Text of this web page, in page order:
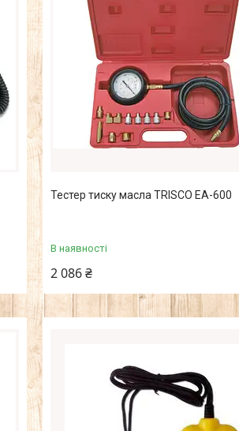
Тестер тиску масла TRISCO EA-600
В наявності
2 086 ₴